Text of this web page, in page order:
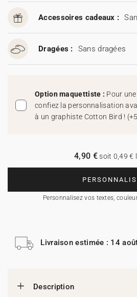
Accessoires cadeaux :
Dragées : Sans dragées
Option maquettiste : Pour
confiez la personnalisation
à un graphiste Cotton Bird ! (
Personnalisez vos textes,
4,90 €soit 0,49 €
Livraison estimée : 14
Description